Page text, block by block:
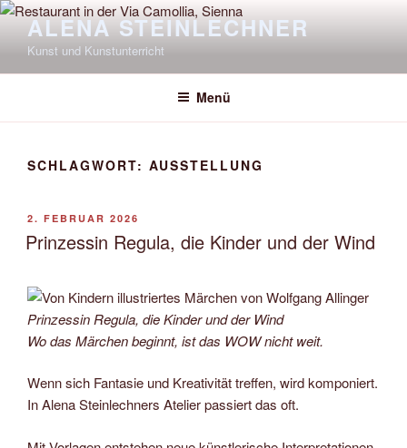
Zum
Inhalt
springen
ALENA STEINLECHNER
Kunst und Kunstunterricht
Menü
SCHLAGWORT: AUSSTELLUNG
VERÖFFENTLICHT
AM
2. FEBRUAR 2026
Prinzessin Regula, die Kinder und der Wind
Prinzessin Regula, die Kinder und der Wind
Wo das Märchen beginnt, ist das WOW nicht weit.
Wenn sich Fantasie und Kreativität treffen, wird komponiert.
In Alena Steinlechners Atelier passiert das oft.